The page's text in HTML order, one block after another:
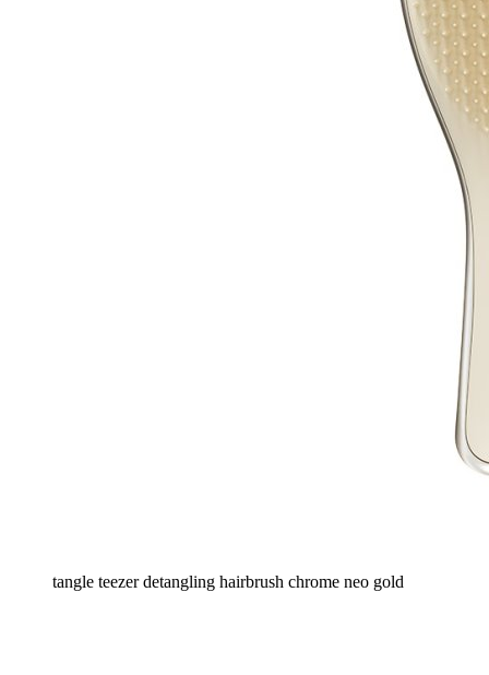
tangle teezer detangling hairbrush chrome neo gold